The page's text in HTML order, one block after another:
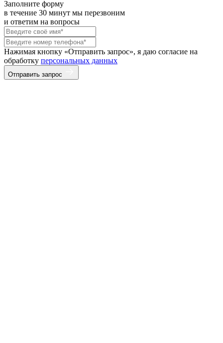
Заполните форму
в течение 30 минут мы перезвоним
и ответим на вопросы
Нажимая кнопку «Отправить запрос», я даю согласие на
обработку персональных данных
Отправить запрос